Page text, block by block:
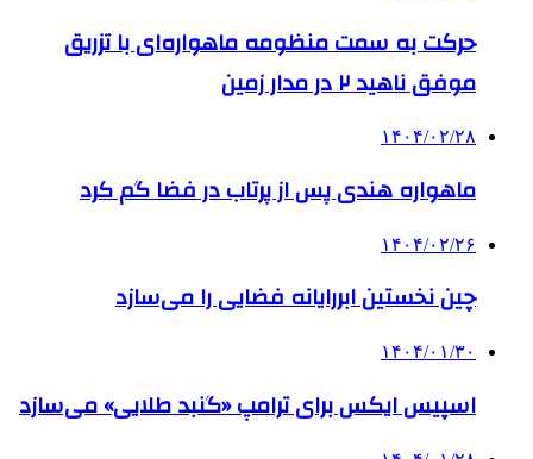
حرکت به سمت منظومه ماهواره‌ای با تزریق
موفق ناهید ۲ در مدار زمین
۱۴۰۴/۰۲/۲۸
ماهواره هندی پس از پرتاب در فضا گم کرد
۱۴۰۴/۰۲/۲۶
چین نخستین ابررایانه فضایی را می‌سازد
۱۴۰۴/۰۱/۳۰
اسپیس ایکس برای ترامپ «گنبد طلایی» می‌سازد